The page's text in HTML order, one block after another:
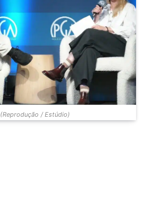
(Reprodução / Estúdio)